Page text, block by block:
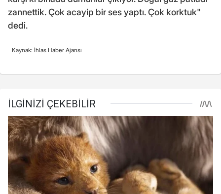
zannettik. Çok acayip bir ses yaptı. Çok korktuk"
dedi.
Kaynak: İhlas Haber Ajansı